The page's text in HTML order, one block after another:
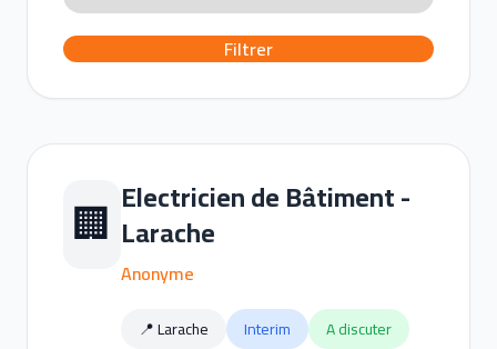
Filtrer
🏢 Electricien de Bâtiment -
Larache
Anonyme
📍 Larache Interim
A discuter